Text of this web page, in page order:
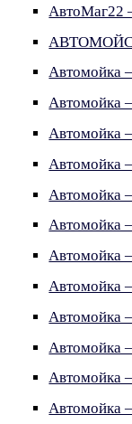
АвтоМаг22
Автомойка
Автомойка
Автомойка
Автомойка
Автомойка
Автомойка
Автомойка
Автомойка
Автомойка
Автомойка
Автомойка
Автомойка